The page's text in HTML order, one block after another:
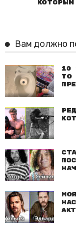
Вам должно
10
то